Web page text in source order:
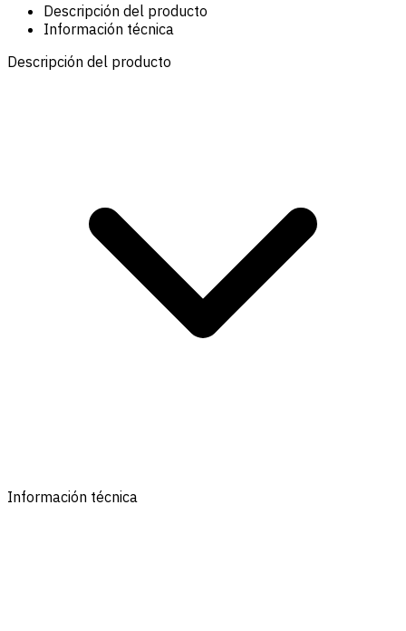
Descripción del producto
Información técnica
Descripción del producto
Información técnica